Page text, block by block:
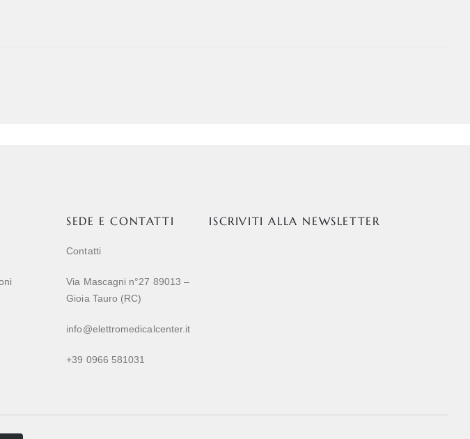
SEDE E CONTATTI
Contatti
Via Mascagni n°27 89013 –
Gioia Tauro (RC)
info@elettromedicalcenter.it
+39 0966 581031
ISCRIVITI ALLA NEWSLETTER